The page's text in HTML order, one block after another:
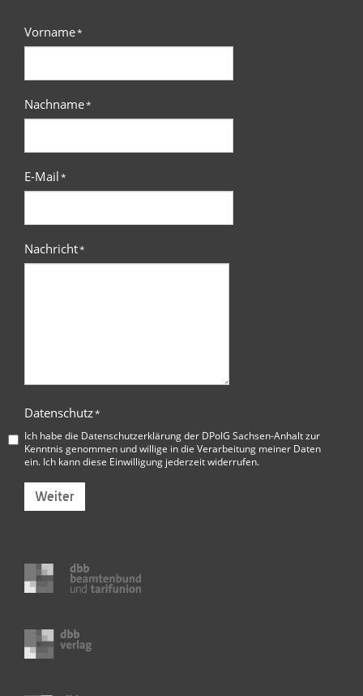
Vorname*
Nachname*
E-Mail*
Nachricht*
Datenschutz*
Ich habe die Datenschutzerklärung der DPolG Sachsen-Anhaltzur
Kenntnis genommen und willige in die Verarbeitung meiner Daten
ein. Ich kann diese Einwilligung jederzeit widerrufen.
Weiter